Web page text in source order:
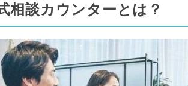
相談カウンターとは？